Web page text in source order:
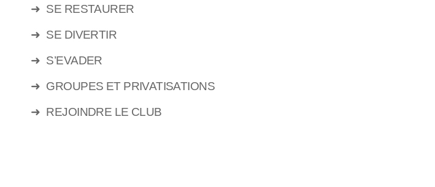
➜ SE RESTAURER
➜ SE DIVERTIR
➜ S’EVADER
➜ GROUPES ET PRIVATISATIONS
➜ REJOINDRE LE CLUB